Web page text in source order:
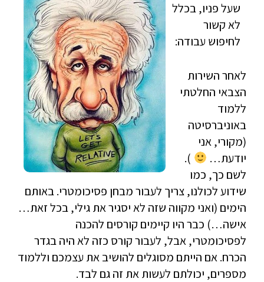
שעל פניו, בכלל
לא קשור
לחיפוש עבודה:
לאחר השירות
הצבאי החלטתי
ללמוד
באוניברסיטה
(מקורי, אני
יודעת…
).
לשם כך, כמו
שידוע לכולנו, צריך לעבור מבחן פסיכומטרי. באותם
הימים (ואני מקווה שזה לא יסגיר את גילי, בכל זאת…
אישה…) כבר היו קיימים קורסים להכנה
לפסיכומטרי, אבל, לעבור קורס כזה לא היה בגדר
הכרח. אם הייתם מסוגלים להושיב את עצמכם וללמוד
מספרים, יכולתם לעשות את זה גם לבד.